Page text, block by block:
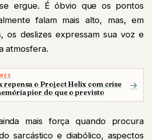
ergue. É óbvio que os pontos
falam mais alto, mas, em
os deslizes expressam sua voz e
atmosfera.
repensa o Project Helix com crise
pior do que o previsto
→
mais força quando procura
sarcástico e diabólico, aspectos